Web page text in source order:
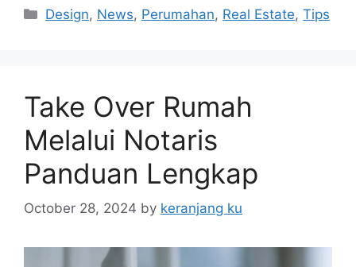
Categories
Design, News, Perumahan, Real Estate,Tips
Take Over Rumah
Melalui Notaris
Panduan Lengkap
October 28, 2024 by keranjang ku